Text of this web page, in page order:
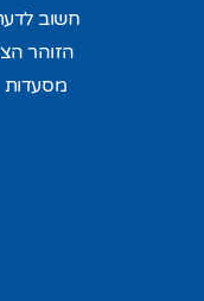
חשוב
הזוהר
מסעדות